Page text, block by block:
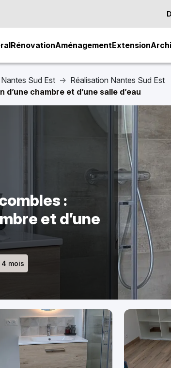
RénovationAménagementExtension
Sud Est
Réalisation Nantes Sud Est
chambre et d’une salle d’eau
:
et d’une
4 mois